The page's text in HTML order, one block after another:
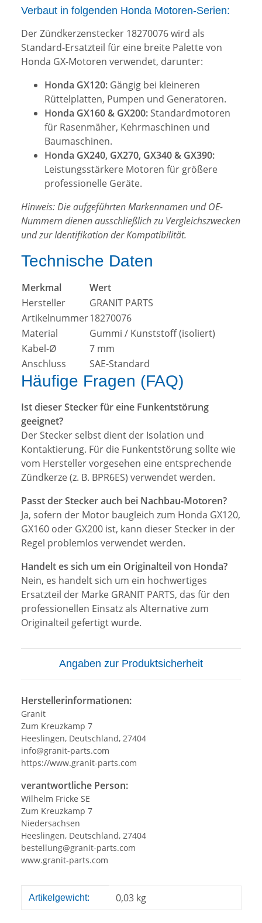
Verbaut in folgenden Honda Motoren-Serien:
Der Zündkerzenstecker 18270076 wird als
Standard-Ersatzteil für eine breite Palette von
Honda GX-Motoren verwendet, darunter:
Honda GX120: Gängig bei kleineren
Rüttelplatten, Pumpen und Generatoren.
Honda GX160 & GX200: Standardmotoren
für Rasenmäher, Kehrmaschinen und
Baumaschinen.
Honda GX240, GX270, GX340 & GX390:
Leistungsstärkere Motoren für größere
professionelle Geräte.
Hinweis: Die aufgeführten Markennamen und OE-
Nummern dienen ausschließlich zu Vergleichszwecken
und zur Identifikation der Kompatibilität.
Technische Daten
Merkmal
Wert
Hersteller
GRANIT PARTS
Artikelnummer18270076
Material
Gummi / Kunststoff (isoliert)
Kabel-Ø
7 mm
Anschluss
SAE-Standard
Häufige Fragen (FAQ)
Ist dieser Stecker für eine Funkentstörung
geeignet?
Der Stecker selbst dient der Isolation und
Kontaktierung. Für die Funkentstörung sollte wie
vom Hersteller vorgesehen eine entsprechende
Zündkerze (z. B. BPR6ES) verwendet werden.
Passt der Stecker auch bei Nachbau-Motoren?
Ja, sofern der Motor baugleich zum Honda GX120,
GX160 oder GX200 ist, kann dieser Stecker in der
Regel problemlos verwendet werden.
Handelt es sich um ein Originalteil von Honda?
Nein, es handelt sich um ein hochwertiges
Ersatzteil der Marke GRANIT PARTS, das für den
professionellen Einsatz als Alternative zum
Originalteil gefertigt wurde.
Angaben zur Produktsicherheit
Herstellerinformationen:
Granit
Zum Kreuzkamp 7
Heeslingen, Deutschland, 27404
info@granit-parts.com
https://www.granit-parts.com
verantwortliche Person:
Wilhelm Fricke SE
Zum Kreuzkamp 7
Niedersachsen
Heeslingen, Deutschland, 27404
bestellung@granit-parts.com
www.granit-parts.com
Produkteigenschaft
Wert
Artikelgewicht: 0,03 kg